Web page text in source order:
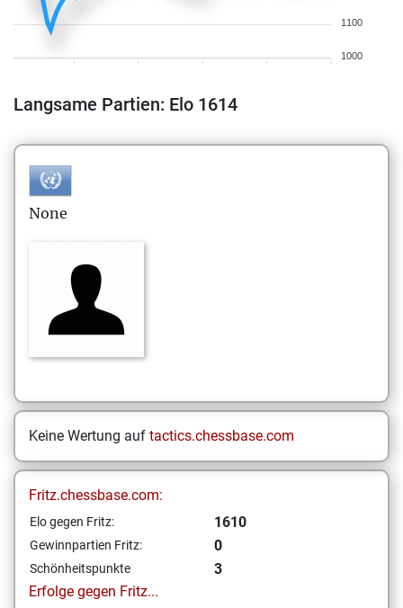
1100
1000
Langsame Partien: Elo 1614
None
Keine Wertung auf tactics.chessbase.com
Fritz.chessbase.com:
Elo gegen Fritz: 1610
Gewinnpartien Fritz: 0
Schönheitspunkte
3
Erfolge gegen Fritz...